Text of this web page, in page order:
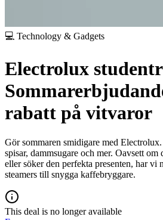
💻 Technology & Gadgets
Electrolux
rabatt på vitvaror
Gör sommaren smidigare med
spisar, dammsugare och mer. Oavsett
eller söker den perfekta presenten, har vi
steamers till snygga kaffebryggare.
This deal is no longer available